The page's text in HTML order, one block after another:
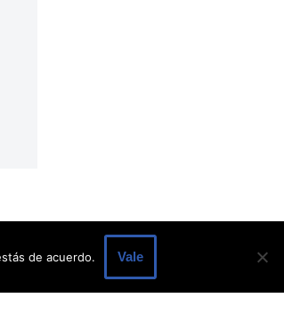
de acuerdo. Vale